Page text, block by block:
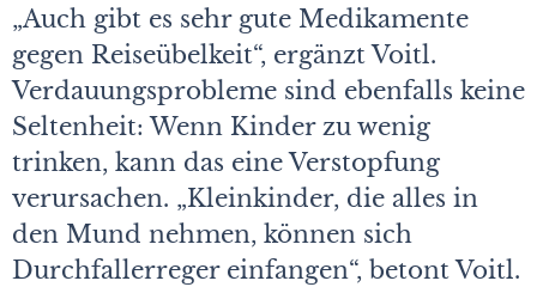
„Auch gibt es sehr gute Medikamente
gegen Reiseübelkeit“, ergänzt Voitl.
Verdauungsprobleme sind ebenfalls keine
Seltenheit: Wenn Kinder zu wenig
trinken, kann das eine Verstopfung
verursachen. „Kleinkinder, die alles in
den Mund nehmen, können sich
Durchfallerreger einfangen“, betont Voitl.